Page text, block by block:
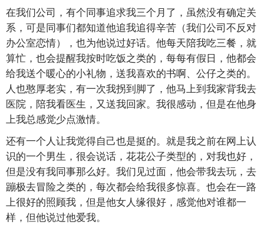
在我们公司，有个同事追求我三个月了，虽然没有确定关
系，可是同事们都知道他追我追得辛苦（我们公司不反对
办公室恋情），也为他说过好话。他每天陪我吃三餐，就
算忙，也会提醒我按时吃饭之类的，每每有假日，他都会
给我送个暖心的小礼物，送我喜欢的书啊、公仔之类的。
人也憨厚老实，有一次我拐到脚了，他马上到我家背我去
医院，陪我看医生，又送我回家。我很感动，但是在他身
上我总感觉少点激情。
还有一个人让我觉得自己也是挺的。就是我之前在网上认
识的一个男生，很会说话，花花公子类型的，对我也好，
但是没有我同事那么好。我们见过面，他会带我去玩，去
蹦极去冒险之类的，每次都会给我很多惊喜。也会在一路
上很好的照顾我，但是他女人缘很好，感觉他对谁都一
样，但他说过他爱我。